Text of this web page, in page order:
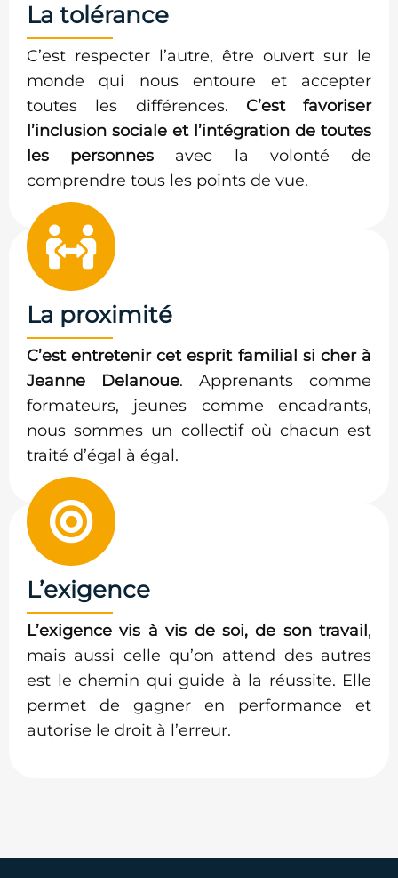
La tolérance
C’est respecter l’autre, être ouvert sur le
monde qui nous entoure et accepter
toutes les différences. C’est favoriser
l’inclusion sociale et l’intégration de toutes
les personnes avec la volonté de
comprendre tous les points de vue.
La proximité
C’est entretenir cet esprit familial si cher à
Jeanne Delanoue. Apprenants comme
formateurs, jeunes comme encadrants,
nous sommes un collectif où chacun est
traité d’égal à égal.
L’exigence
L’exigence vis à vis de soi, de son travail ,
mais aussi celle qu’on attend des autres
est le chemin qui guide à la réussite. Elle
permet de gagner en performance et
autorise le droit à l’erreur.